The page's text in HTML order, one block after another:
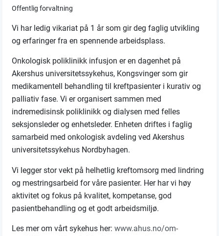
Offentlig forvaltning
Vi har ledig vikariat på 1 år som gir deg faglig utvikling
og erfaringer fra en spennende arbeidsplass.
Onkologisk poliklinikk infusjon er en dagenhet på
Akershus universitetssykehus, Kongsvinger som gir
medikamentell behandling til kreftpasienter i kurativ og
palliativ fase. Vi er organisert sammen med
indremedisinsk poliklinikk og dialysen med felles
seksjonsleder og enhetsleder. Enheten driftes i faglig
samarbeid med onkologisk avdeling ved Akershus
universitetssykehus Nordbyhagen.
Vi legger stor vekt på helhetlig kreftomsorg med lindring
og mestringsarbeid for våre pasienter. Her har vi høy
aktivitet og fokus på kvalitet, kompetanse, god
pasientbehandling og et godt arbeidsmiljø.
Les mer om vårt sykehus her:www.ahus.no/om-